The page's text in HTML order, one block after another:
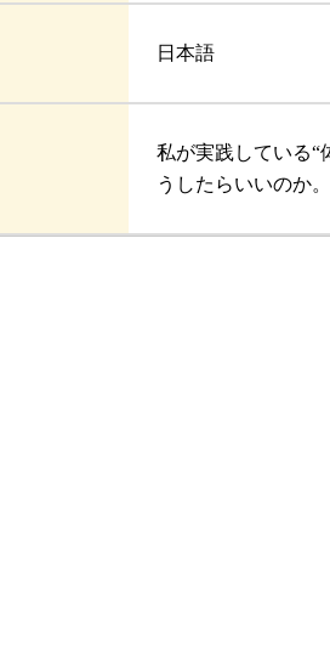
日本語
私が実践している“
うしたらいいのか